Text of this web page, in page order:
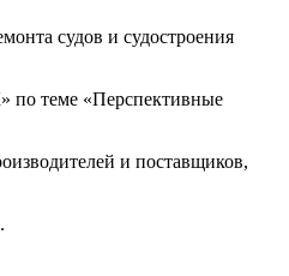
судов и судостроения
по теме «Перспективные
и поставщиков,